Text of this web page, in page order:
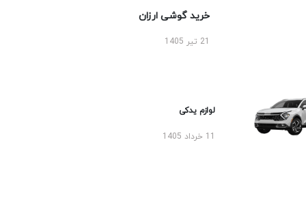
خرید گوشی ارزان
لوازم یدکی